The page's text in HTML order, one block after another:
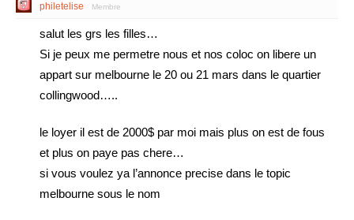
philetelise Membre
salut les grs les filles…
Si je peux me permetre nous et nos coloc on libere un
appart sur melbourne le 20 ou 21 mars dans le quartier
collingwood…..
le loyer il est de 2000$ par moi mais plus on est de fous
et plus on paye pas chere…
si vous voulez ya l’annonce precise dans le topic
melbourne sous le nom